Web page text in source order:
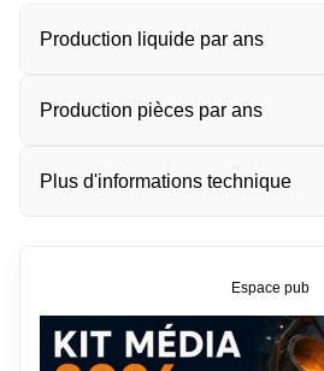
Production liquide par ans
Production pièces par ans
Plus d'informations technique
Espace pub